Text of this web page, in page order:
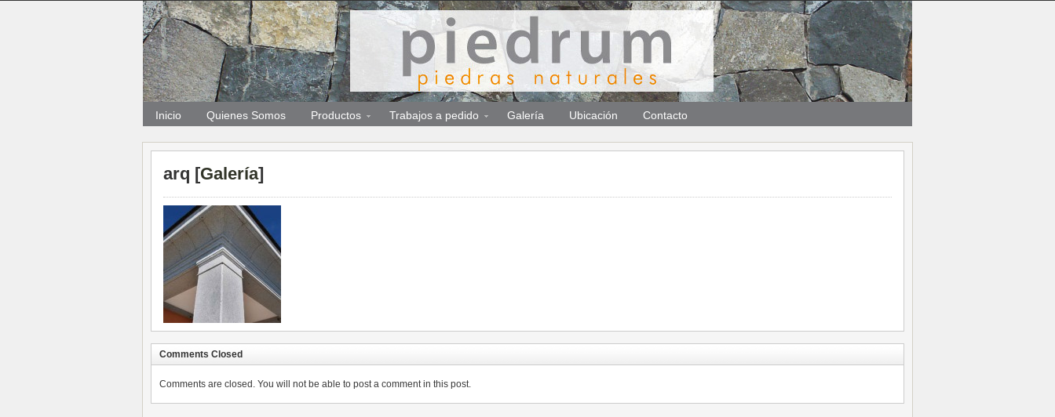
Inicio Quienes Somos Productos Trabajos a pedido Galería Ubicación Contacto
arq [Galería]
Comments Closed
Comments are closed. You will not be able to post a comment in this post.